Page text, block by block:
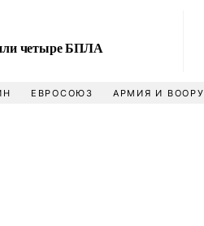
четыре БПЛА
ЕВРОСОЮЗ АРМИЯ И